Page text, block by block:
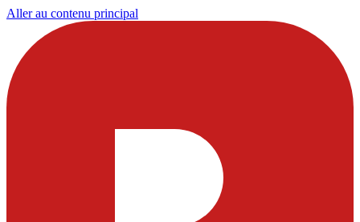
Aller au contenu principal